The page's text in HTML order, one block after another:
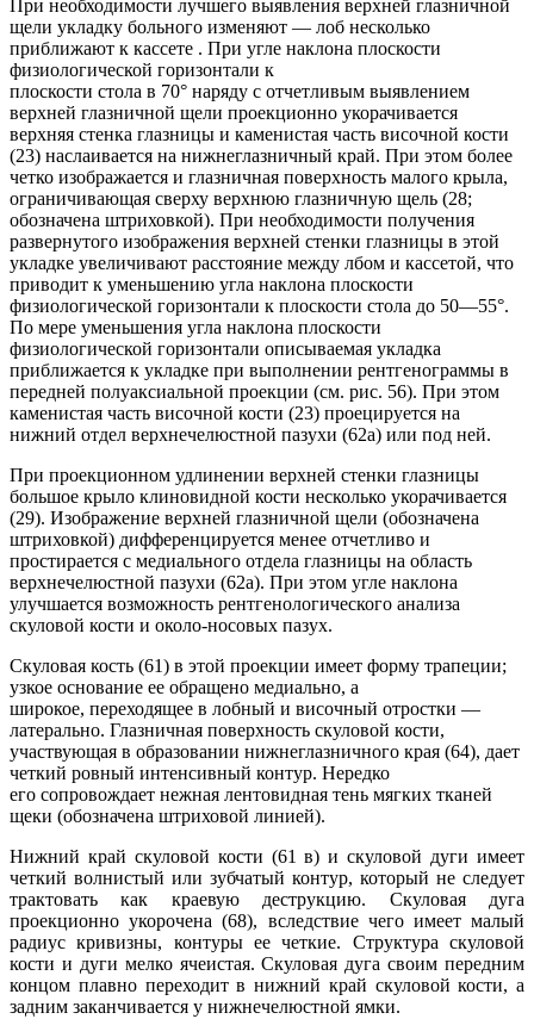
При необходимости лучшего выявления верхней глазничной
щели укладку больного изменяют — лоб несколько
приближают к кассете . При угле наклона плоскости
физиологической горизонтали к
плоскости стола в 70° наряду с отчетливым выявлением
верхней глазничной щели проекционно укорачивается
верхняя стенка глазницы и каменистая часть височной кости
(23) наслаивается на нижнеглазничный край. При этом более
четко изображается и глазничная поверхность малого крыла,
ограничивающая сверху верхнюю глазничную щель (28;
обозначена штриховкой). При необходимости получения
развернутого изображения верхней стенки глазницы в этой
укладке увеличивают расстояние между лбом и кассетой, что
приводит к уменьшению угла наклона плоскости
физиологической горизонтали к плоскости стола до 50—55°.
По мере уменьшения угла наклона плоскости
физиологической горизонтали описываемая укладка
приближается к укладке при выполнении рентгенограммы в
передней полуаксиальной проекции (см. рис. 56). При этом
каменистая часть височной кости (23) проецируется на
нижний отдел верхнечелюстной пазухи (62а) или под ней.
При проекционном удлинении верхней стенки глазницы
большое крыло клиновидной кости несколько укорачивается
(29). Изображение верхней глазничной щели (обозначена
штриховкой) дифференцируется ме­нее отчетливо и
простирается с медиального отдела глазницы на область
верхнечелюстной пазухи (62а). При этом угле наклона
улучшается возможность рентгенологического анализа
скуловой кости и около-носовых пазух.
Скуловая кость (61) в этой проекции имеет форму трапеции;
узкое основание ее обращено медиально, а
широкое, переходящее в лобный и височный отростки —
латерально. Глазничная поверхность скуловой кости,
участвующая в образовании нижнеглазничного края (64), дает
четкий ровный интенсивный контур. Нередко
его сопровождает нежная лентовидная тень мягких тканей
щеки (обозначена штриховой линией).
Нижний край скуловой кости (61 в) и скуловой дуги имеет
четкий волнистый или зубчатый контур, который не следует
трактовать как краевую деструкцию. Скуловая дуга
проекционно укорочена (68), вследствие чего имеет малый
радиус кривизны, контуры ее четкие. Структура скуловой
кости и дуги мелко ячеистая. Скуловая дуга своим передним
концом плавно переходит в нижний край скуловой кости, а
задним заканчивается у нижнечелюстной ямки.